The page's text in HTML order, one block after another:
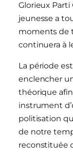
Glorieux Parti
jeunesse a
moments de
continuera à
La période
enclencher
théorique
instrument
politisation
de notre
reconstituée